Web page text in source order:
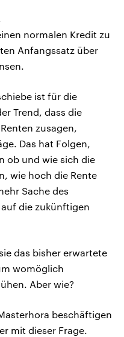
normalen Kredit zu
Anfangssatz über
ist für die
Trend, dass die
zusagen,
Das hat Folgen,
ob und wie sich die
wie hoch die Rente
Sache des
die zukünftigen
das bisher erwartete
womöglich
Aber wie?
beschäftigen
mit dieser Frage.